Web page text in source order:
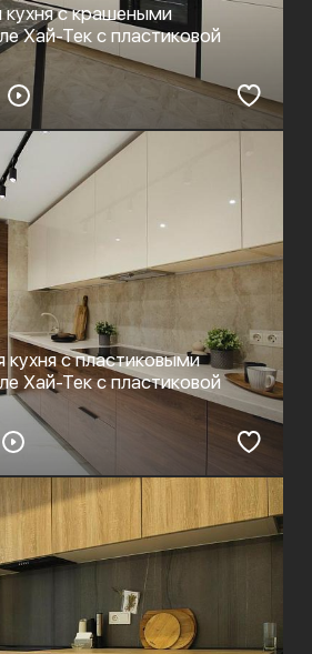
кухня с крашеными
Хай-Тек с пластиковой
кухня с пластиковыми
Хай-Тек с пластиковой